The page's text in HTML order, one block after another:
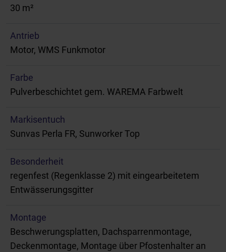
30 m²
Antrieb
Motor, WMS Funkmotor
Farbe
Pulverbeschichtet gem. WAREMA Farbwelt
Markisentuch
Sunvas Perla FR, Sunworker Top
Besonderheit
regenfest (Regenklasse 2) mit eingearbeitetem
Entwässerungsgitter
Montage
Beschwerungsplatten, Dachsparrenmontage,
Deckenmontage, Montage über Pfostenhalter an